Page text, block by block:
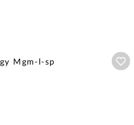
Mgm-l-sp